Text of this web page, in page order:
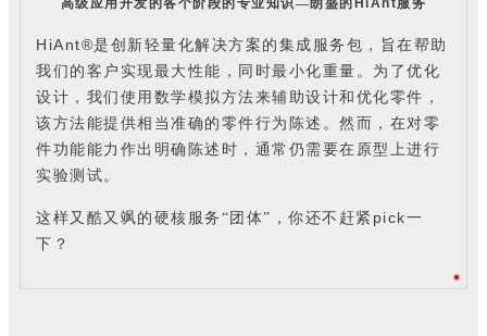
高级应用开发的各个阶段的专业知识—朗盛的 HiAnt服务
HiAnt®是创新轻量化解决方案的集成服务包，旨在帮助
我们的客户实现最大性能，同时最小化重量。为了优化
设计，我们使用数学模拟方法来辅助设计和优化零件，
该方法能提供相当准确的零件行为陈述。然而，在对零
件功能能力作出明确陈述时，通常仍需要在原型上进行
实验测试。
这样又酷又飒的硬核服务“团体”，你还不赶紧 pick一
下？